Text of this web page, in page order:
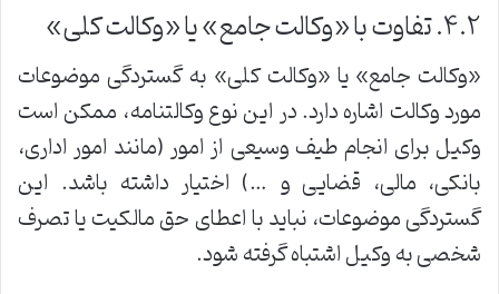
۴.۲. تفاوت با «وکالت جامع» یا «وکالت کلی»
«وکالت جامع» یا «وکالت کلی» به گستردگی موضوعات
مورد وکالت اشاره دارد. در این نوع وکالتنامه، ممکن است
وکیل برای انجام طیف وسیعی از امور (مانند امور اداری،
بانکی، مالی، قضایی و …) اختیار داشته باشد. این
گستردگی موضوعات، نباید با اعطای حق مالکیت یا تصرف
شخصی به وکیل اشتباه گرفته شود.